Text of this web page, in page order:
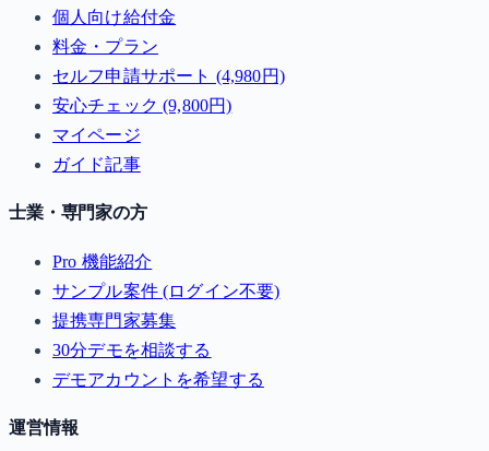
個人向け給付金
料金・プラン
セルフ申請サポート (4,980円)
安心チェック (9,800円)
マイページ
ガイド記事
士業・専門家の方
Pro 機能紹介
サンプル案件 (ログイン不要)
提携専門家募集
30分デモを相談する
デモアカウントを希望する
運営情報